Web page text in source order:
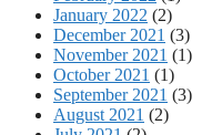
January 2022 (2)
December 2021 (3)
November 2021 (1)
October 2021 (1)
September 2021 (3)
August 2021 (2)